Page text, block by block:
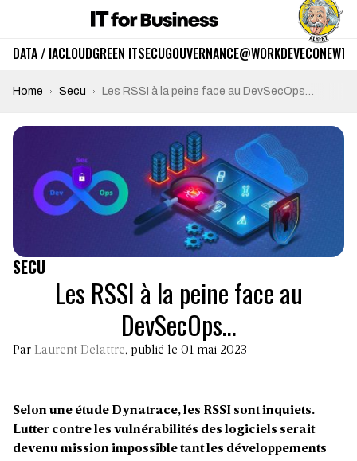
DATA / IACLOUDGREEN ITSECUGOUVERNANCE@WORKDEVECO
Home Secu Les RSSI à la peine face au DevSecOps…
SECU
Les RSSI à la peine face au
DevSecOps…
Par Laurent Delattre, publié le 01 mai 2023
Selon une étude Dynatrace, les RSSI sont inquiets.
Lutter contre les vulnérabilités des logiciels serait
devenu mission impossible tant les développements